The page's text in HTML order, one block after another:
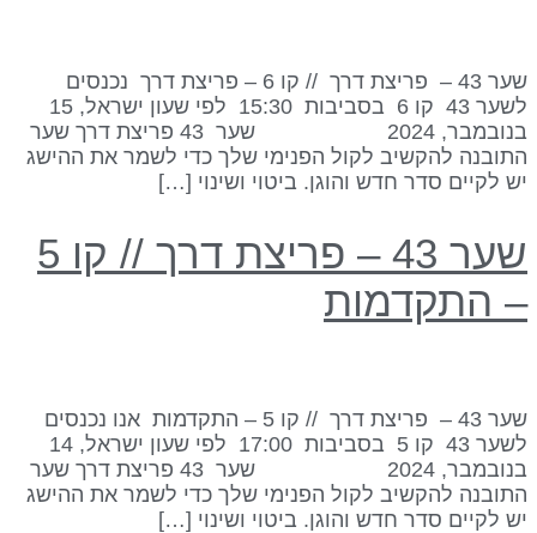
שער 43 – פריצת דרך // קו 6 – פריצת דרך נכנסים
לשער 43 קו 6 בסביבות 15:30 לפי שעון ישראל, 15
בנובמבר, 2024 שער 43 פריצת דרך שער
להקשיב לקול הפנימי שלך כדי לשמר את ההישג
לקיים סדר חדש והוגן. ביטוי ושינוי […]
שער 43 – פריצת דרך // קו 5
התקדמות
שער 43 – פריצת דרך // קו 5 – התקדמות אנו נכנסים
לשער 43 קו 5 בסביבות 17:00 לפי שעון ישראל, 14
בנובמבר, 2024 שער 43 פריצת דרך שער
להקשיב לקול הפנימי שלך כדי לשמר את ההישג
לקיים סדר חדש והוגן. ביטוי ושינוי […]